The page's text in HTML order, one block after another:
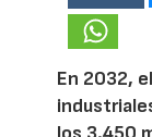
En 2032,